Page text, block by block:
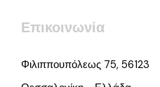
Επικοινωνία
Φιλιππουπόλεως 75, 56123